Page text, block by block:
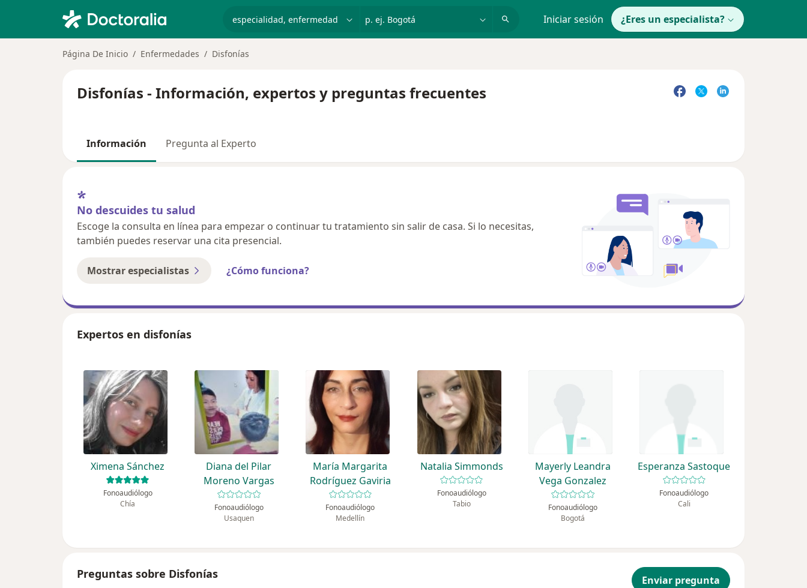
p. ej. Bogotá Iniciar sesión ¿Eres un especialista?
Página De Inicio Enfermedades Disfonías
Disfonías - Información, expertos y preguntas frecuentes
Información Pregunta al Experto
No descuides tu salud
Escoge la consulta en línea para empezar o continuar tu tratamiento sin salir de casa. Si lo necesitas,
también puedes reservar una cita presencial.
Mostrar especialistas ¿Cómo funciona?
Expertos en disfonías
Ximena Sánchez
Fonoaudiólogo
Chía
Diana del Pilar
Moreno Vargas
Fonoaudiólogo
Usaquen
María Margarita
Rodríguez Gaviria
Fonoaudiólogo
Medellín
Natalia Simmonds
Fonoaudiólogo
Tabio
Mayerly Leandra
Vega Gonzalez
Fonoaudiólogo
Bogotá
Esperanza Sastoque
Fonoaudiólogo
Cali
Preguntas sobre Disfonías
Enviar pregunta